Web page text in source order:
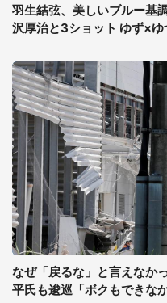
羽生結弦、美しいブルー基
沢厚治と3ショット ゆず×
なぜ「戻るな」と言えなか
平氏も逡巡「ボクもできな